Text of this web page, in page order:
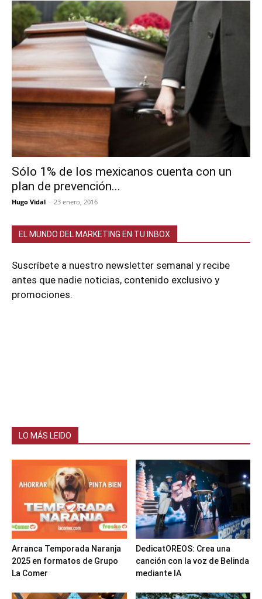
Sólo 1% de los mexicanos cuenta con un
plan de prevención...
Hugo Vidal - 23 enero, 2016
EL MUNDO DEL MARKETING EN TU INBOX
Suscríbete a nuestro newsletter semanal y recibe
antes que nadie noticias, contenido exclusivo y
promociones.
LO MÁS LEIDO
Arranca Temporada Naranja
2025 en formatos de Grupo
La Comer
DedicatOREOS: Crea una
canción con la voz de Belinda
mediante IA